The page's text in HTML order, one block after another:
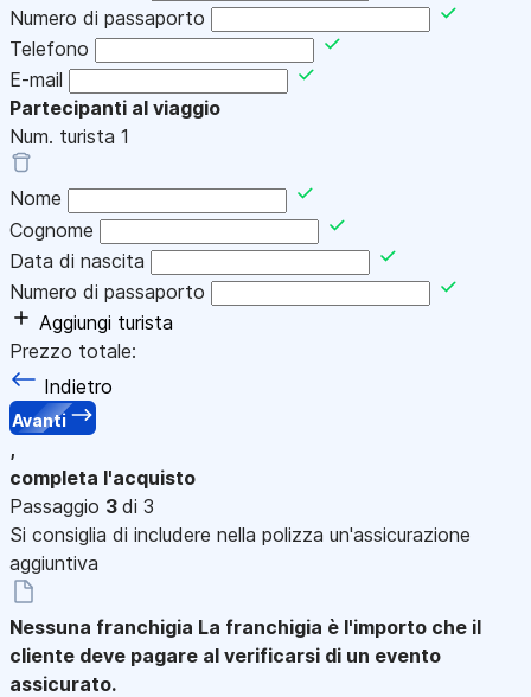
Numero di passaporto
Telefono
E-mail
Partecipanti al viaggio
Num. turista 1
Nome
Cognome
Data di nascita
Numero di passaporto
Aggiungi turista
Prezzo totale:
Indietro
Avanti
,
completa l'acquisto
Passaggio 3 di 3
Si consiglia di includere nella polizza un'assicurazione
aggiuntiva
Nessuna franchigia La franchigia è l'importo che il
cliente deve pagare al verificarsi di un evento
assicurato.